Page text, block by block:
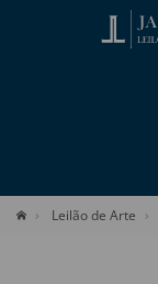
Leilão de Arte